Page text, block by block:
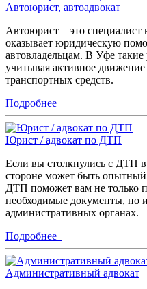
Автоюрист, автоадвокат
Автоюрист – это специалист
оказывает юридическую
автовладельцам. В Уфе
учитывая активное
транспортных средств.
Подробнее
Юрист / адвокат по ДТП
Если вы столкнулись с ДТП
стороне может быть
ДТП поможет вам не только
необходимые документы, но
административных органах.
Подробнее
Административный адвокат